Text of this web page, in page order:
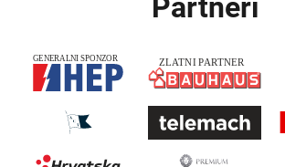
Partneri